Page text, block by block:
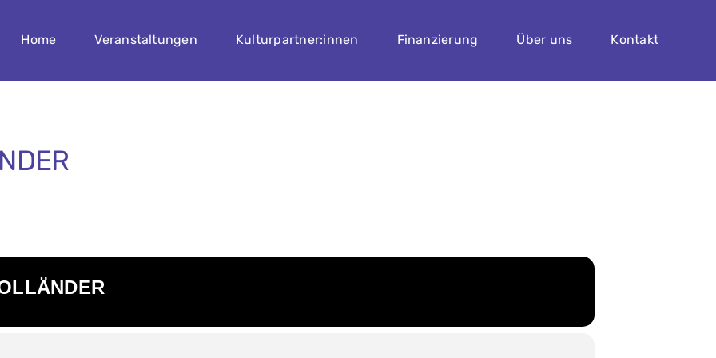
Home Veranstaltungen Kulturpartner:innen Finanzierung Über uns Kontakt